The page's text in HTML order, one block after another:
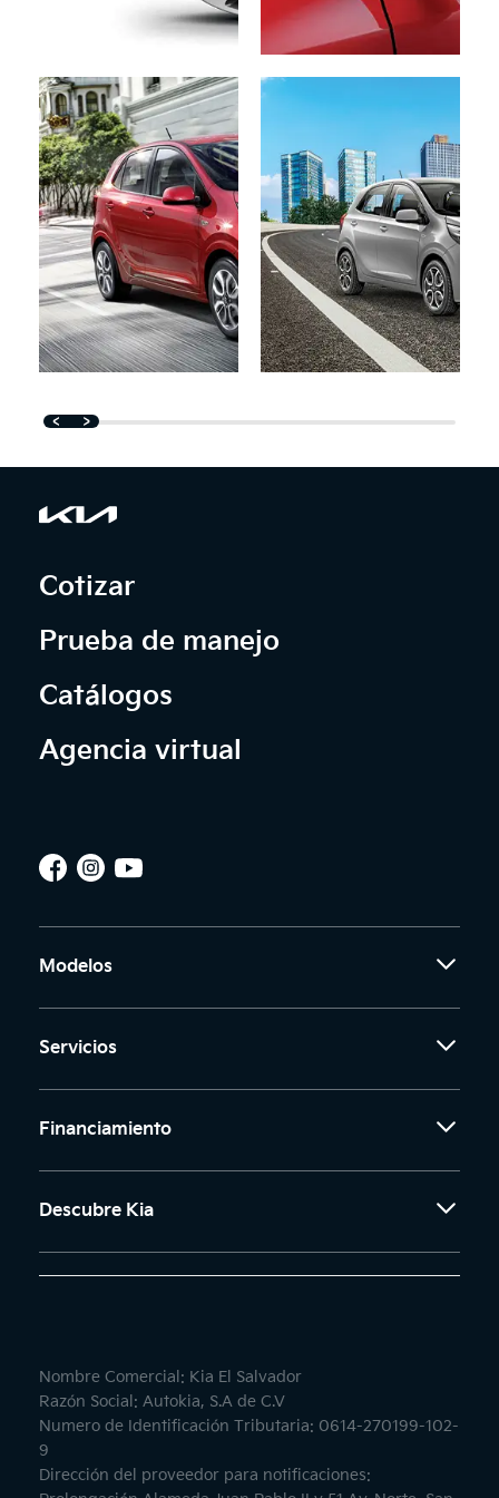
Cotizar
Prueba de manejo
Catálogos
Agencia virtual
Modelos
Servicios
Financiamiento
Descubre Kia
Nombre Comercial: Kia El Salvador
Razón Social: Autokia, S.A de C.V
Numero de Identificación Tributaria: 0614-270199-102-
9
Dirección del proveedor para notificaciones: